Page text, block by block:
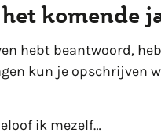
komende
hebt beantwoord,
kun je opschrijven
ik mezelf…